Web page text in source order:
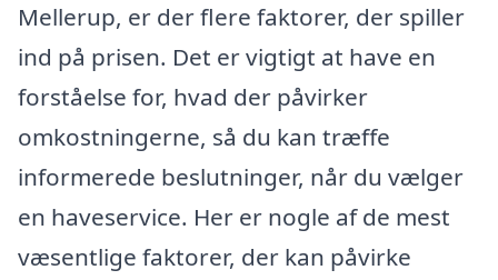
Mellerup, er der flere faktorer, der spiller
ind på prisen. Det er vigtigt at have en
forståelse for, hvad der påvirker
omkostningerne, så du kan træffe
informerede beslutninger, når du vælger
en haveservice. Her er nogle af de mest
væsentlige faktorer, der kan påvirke